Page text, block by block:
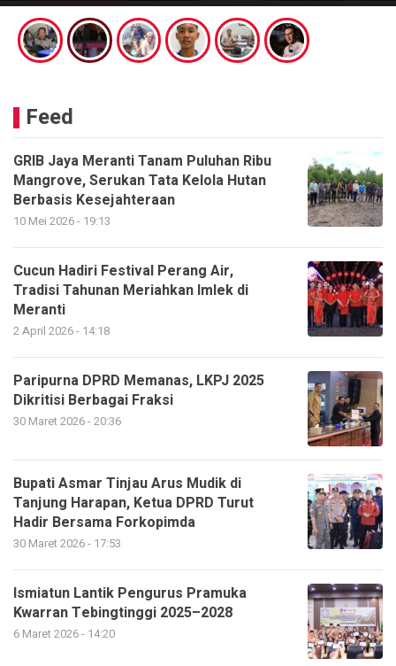
Feed
GRIB Jaya Meranti Tanam Puluhan Ribu
Mangrove, Serukan Tata Kelola Hutan
Berbasis Kesejahteraan
10 Mei 2026 - 19:13
Cucun Hadiri Festival Perang Air,
Tradisi Tahunan Meriahkan Imlek di
Meranti
2 April 2026 - 14:18
Paripurna DPRD Memanas, LKPJ 2025
Dikritisi Berbagai Fraksi
30 Maret 2026 - 20:36
Bupati Asmar Tinjau Arus Mudik di
Tanjung Harapan, Ketua DPRD Turut
Hadir Bersama Forkopimda
30 Maret 2026 - 17:53
Ismiatun Lantik Pengurus Pramuka
Kwarran Tebingtinggi 2025–2028
6 Maret 2026 - 14:20